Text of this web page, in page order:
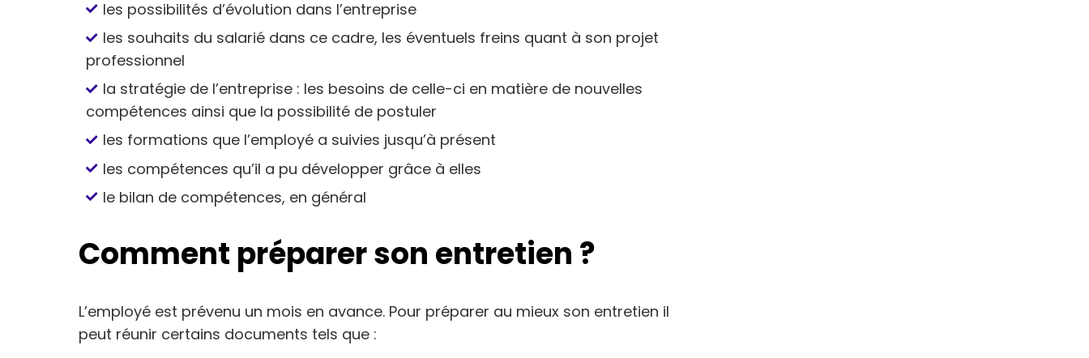
les possibilités d’évolution dans l’entreprise
les souhaits du salarié dans ce cadre, les éventuels freins quant à son projet
professionnel
la stratégie de l’entreprise : les besoins de celle-ci en matière de nouvelles
compétences ainsi que la possibilité de postuler
les formations que l’employé a suivies jusqu’à présent
les compétences qu’il a pu développer grâce à elles
le bilan de compétences, en général
Comment préparer son entretien ?
L’employé est prévenu un mois en avance. Pour préparer au mieux son entretien il
peut réunir certains documents tels que :